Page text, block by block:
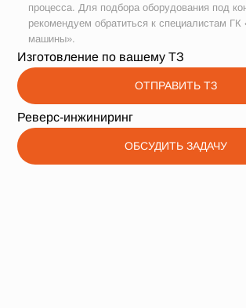
процесса. Для подбора оборудования под
рекомендуем обратиться к специалистам ГК
машины».
Изготовление по вашему ТЗ
ОТПРАВИТЬ ТЗ
Реверс-инжиниринг
ОБСУДИТЬ ЗАДАЧУ